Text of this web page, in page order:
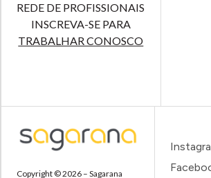
REDE DE PROFISSIONAIS
INSCREVA-SE PARA
TRABALHAR CONOSCO
Copyright © 2026 – Sagarana